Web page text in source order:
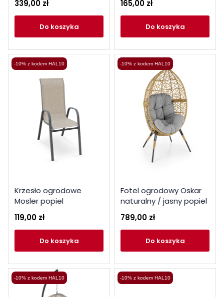
339,00 zł
do koszyka
165,00 zł
do koszyka
-10% z kodem HAL10
Krzesło ogrodowe
Mosler popiel
119,00 zł
do koszyka
-10% z kodem HAL10
Fotel ogrodowy Oskar
naturalny / jasny popiel
789,00 zł
do koszyka
-10% z kodem HAL10 -10% z kodem HAL10